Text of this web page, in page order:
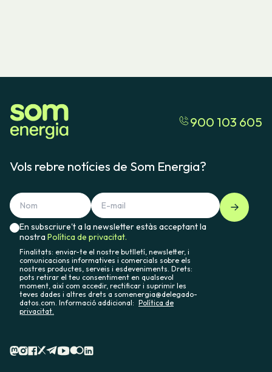
900 103 605
Vols rebre notícies de Som Energia?
En subscriure't a la newsletter estàs acceptant la
nostraPolítica de privacitat.
Finalitats: enviar-te el nostre butlletí, newsletter, i
comunicacions informatives i comercials sobre els
nostres productes, serveis i esdeveniments. Drets:
pots retirar el teu consentiment en qualsevol
moment, així com accedir, rectificar i suprimir les
teves dades i altres drets a somenergia@delegado-
datos.com. Informació addicional: Política de
privacitat.